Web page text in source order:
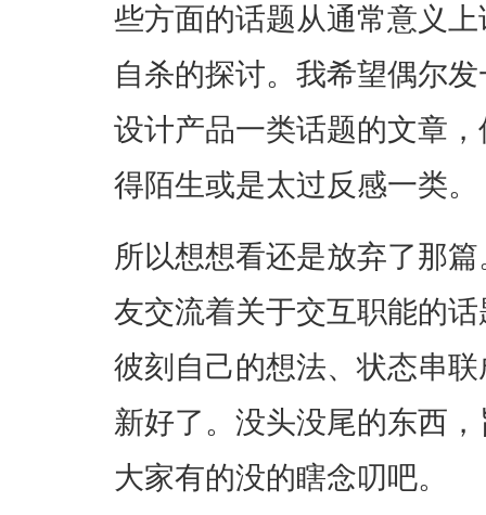
些方面的话题从通常意义
自杀的探讨。我希望偶尔
设计产品一类话题的文章
得陌生或是太过反感一类。
所以想想看还是放弃了那
友交流着关于交互职能的
彼刻自己的想法、状态串
新好了。没头没尾的东西
大家有的没的瞎念叨吧。